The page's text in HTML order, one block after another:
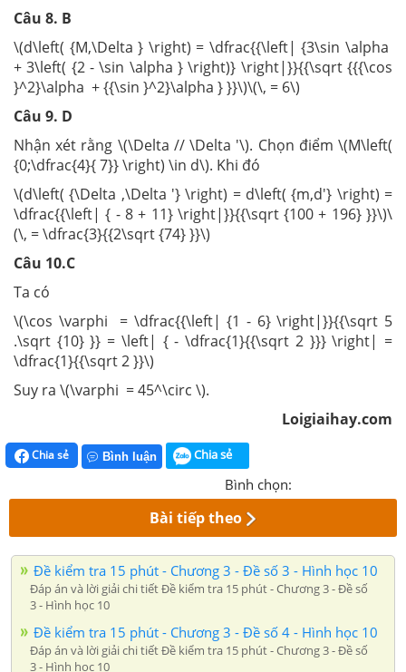
Câu 8. B
\(d\left( {M,\Delta } \right) = \dfrac{{\left| {3\sin \alpha
+ 3\left( {2 - \sin \alpha } \right)} \right|}}{{\sqrt {{{\cos
}^2}\alpha + {{\sin }^2}\alpha } }}\)\(\, = 6\)
Câu 9. D
Nhận xét rằng \(\Delta // \Delta '\). Chọn điểm \(M\left(
{0;\dfrac{4}{ 7}} \right) \in d\). Khi đó
\(d\left( {\Delta ,\Delta '} \right) = d\left( {m,d'} \right) =
\dfrac{{\left| { - 8 + 11} \right|}}{{\sqrt {100 + 196} }}\)\
(\, = \dfrac{3}{{2\sqrt {74} }}\)
Câu 10.C
Ta có
\(\cos \varphi = \dfrac{{\left| {1 - 6} \right|}}{{\sqrt 5
.\sqrt {10} }} = \left| { - \dfrac{1}{{\sqrt 2 }}} \right| =
\dfrac{1}{{\sqrt 2 }}\)
Suy ra \(\varphi = 45^\circ \).
Loigiaihay.com
Chia sẻ Bình luận Chia sẻ
Bình chọn:
Bài tiếp theo
Đề kiểm tra 15 phút - Chương 3 - Đề số 3 - Hình học 10
Đáp án và lời giải chi tiết Đề kiểm tra 15 phút - Chương 3 - Đề số
3 - Hình học 10
Đề kiểm tra 15 phút - Chương 3 - Đề số 4 - Hình học 10
Đáp án và lời giải chi tiết Đề kiểm tra 15 phút - Chương 3 - Đề số
3 - Hình học 10